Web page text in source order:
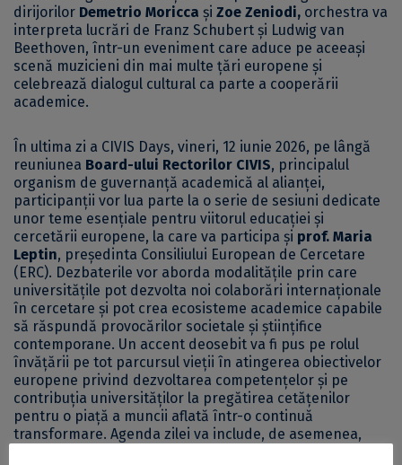
dirijorilor Demetrio Moricca și Zoe Zeniodi, orchestra va
interpreta lucrări de Franz Schubert și Ludwig van
Beethoven, într-un eveniment care aduce pe aceeași
scenă muzicieni din mai multe țări europene și
celebrează dialogul cultural ca parte a cooperării
academice.
În ultima zi a CIVIS Days, vineri, 12 iunie 2026, pe lângă
reuniunea Board-ului Rectorilor CIVIS, principalul
organism de guvernanță academică al alianței,
participanții vor lua parte la o serie de sesiuni dedicate
unor teme esențiale pentru viitorul educației și
cercetării europene, la care va participa și prof. Maria
Leptin, președinta Consiliului European de Cercetare
(ERC). Dezbaterile vor aborda modalitățile prin care
universitățile pot dezvolta noi colaborări internaționale
în cercetare și pot crea ecosisteme academice capabile
să răspundă provocărilor societale și științifice
contemporane. Un accent deosebit va fi pus pe rolul
învățării pe tot parcursul vieții în atingerea obiectivelor
europene privind dezvoltarea competențelor și pe
contribuția universităților la pregătirea cetățenilor
pentru o piață a muncii aflată într-o continuă
transformare. Agenda zilei va include, de asemenea,